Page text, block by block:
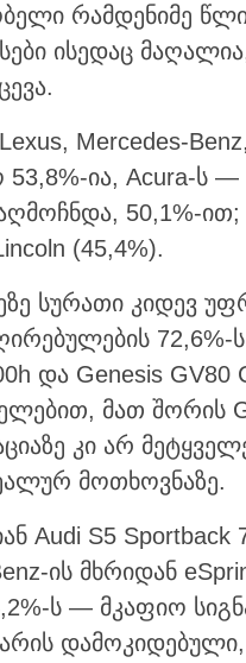
რამდენიმე
ისედაც
Mercedes-
ია, Acura-ს
50,1%-ით;
(45,4%).
სურათი კიდევ
72,6%-
და Genesis
მათ შორის
კი არ
მოთხოვნაზე.
Audi S5
ის მხრიდან
ს — მკაფიო